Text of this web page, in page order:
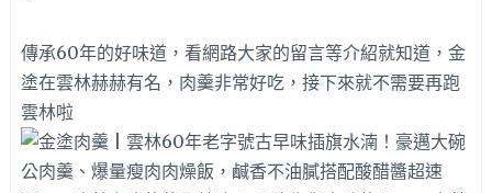
傳承60年的好味道，看網路大家的留言等介紹就知道，金
塗在雲林赫赫有名，肉羹非常好吃，接下來就不需要再跑
雲林啦